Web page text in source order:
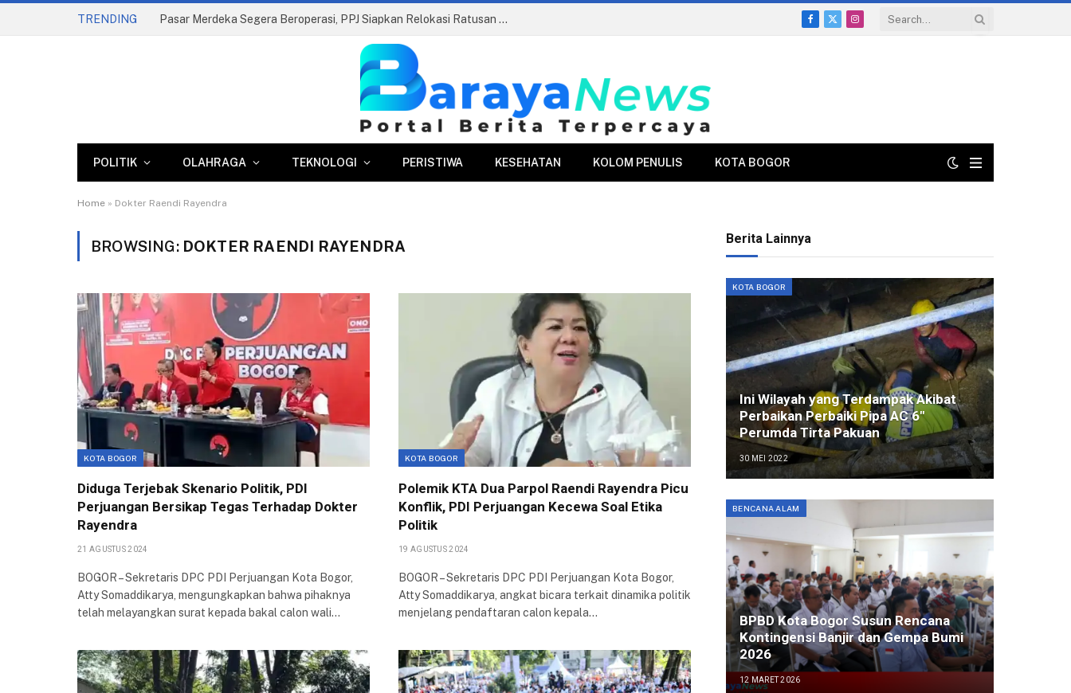
TRENDING Pasar Merdeka Segera Beroperasi, PPJ Siapkan Relokasi Ratusan Pedagang dan PKL
Facebook
X
Instagram
POLITIK OLAHRAGA TEKNOLOGI PERISTIWA KESEHATAN KOLOM PENULIS KOTA BOGOR
Home » Dokter Raendi Rayendra
BROWSING: DOKTER RAENDI RAYENDRA
KOTA BOGOR
Diduga Terjebak Skenario Politik, PDI
Perjuangan Bersikap Tegas Terhadap Dokter
Rayendra
21 AGUSTUS 2024
BOGOR – Sekretaris DPC PDI Perjuangan Kota Bogor,
Atty Somaddikarya, mengungkapkan bahwa pihaknya
telah melayangkan surat kepada bakal calon wali…
KOTA BOGOR
Polemik KTA Dua Parpol Raendi Rayendra Picu
Konflik, PDI Perjuangan Kecewa Soal Etika
Politik
19 AGUSTUS 2024
BOGOR – Sekretaris DPC PDI Perjuangan Kota Bogor,
Atty Somaddikarya, angkat bicara terkait dinamika politik
menjelang pendaftaran calon kepala…
Berita Lainnya
KOTA BOGOR
Ini Wilayah yang Terdampak Akibat
Perbaikan Perbaiki Pipa AC 6″
Perumda Tirta Pakuan
30 MEI 2022
BENCANA ALAM
BPBD Kota Bogor Susun Rencana
Kontingensi Banjir dan Gempa Bumi
2026
12 MARET 2026